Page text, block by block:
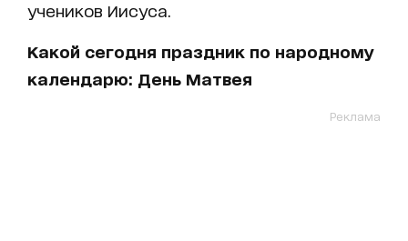
учеников Иисуса.
Какой сегодня праздник по народному
календарю: День Матвея
Реклама